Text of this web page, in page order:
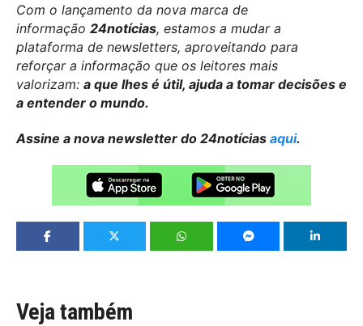
Com o lançamento da nova marca de
informação 24notícias, estamos a mudar a
plataforma de newsletters, aproveitando para
reforçar a informação que os leitores mais
valorizam: a que lhes é útil, ajuda a tomar decisões e
a entender o mundo.
Assine a nova newsletter do 24notícias aqui.
Veja também